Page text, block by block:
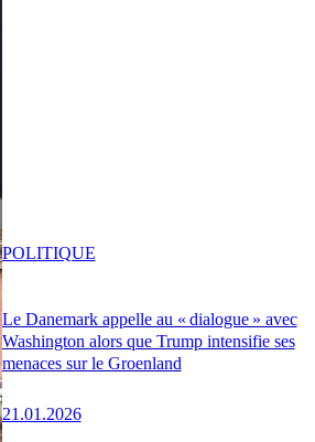
Le Danemark appelle au « dialogue » avec
Washington alors que Trump intensifie ses
menaces sur le Groenland
21.01.2026
POLITIQUE